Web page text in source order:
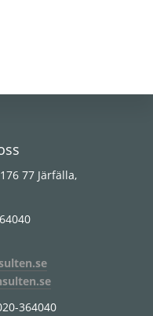
77 Järfälla,
364040